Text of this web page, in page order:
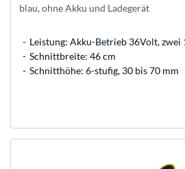
blau, ohne Akku und Ladegerät
Leistung: Akku-Betrieb 36Volt, zwei
Schnittbreite: 46 cm
Schnitthöhe: 6-stufig, 30 bis 70 mm